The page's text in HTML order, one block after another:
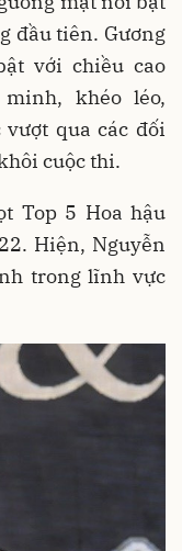
đầu tiên. Gương
với chiều cao
khéo léo,
qua các đối
cuộc thi.
Top 5 Hoa hậu
Hiện, Nguyễn
trong lĩnh vực